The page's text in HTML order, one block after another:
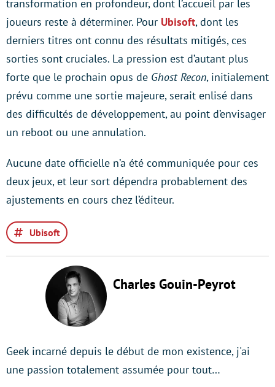
transformation en profondeur, dont l’accueil par les
joueurs reste à déterminer. Pour Ubisoft, dont les
derniers titres ont connu des résultats mitigés, ces
sorties sont cruciales. La pression est d’autant plus
forte que le prochain opus de Ghost Recon, initialement
prévu comme une sortie majeure, serait enlisé dans
des difficultés de développement, au point d’envisager
un reboot ou une annulation.
Aucune date officielle n’a été communiquée pour ces
deux jeux, et leur sort dépendra probablement des
ajustements en cours chez l’éditeur.
Ubisoft
Charles Gouin-Peyrot
Geek incarné depuis le début de mon existence, j'ai
une passion totalement assumée pour tout…